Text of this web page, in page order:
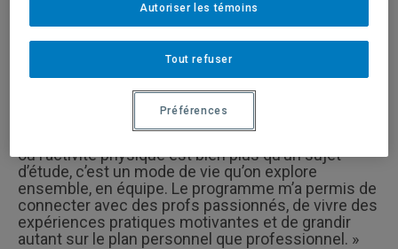
contexte de plein air
Témoignage
où l’activité physique est bien plus qu’un sujet
d’étude, c’est un mode de vie qu’on explore
ensemble, en équipe. Le programme m’a permis de
connecter avec des profs passionnés, de vivre des
expériences pratiques motivantes et de grandir
autant sur le plan personnel que professionnel. »
Tout refuser
Autoriser les témoins
Préférences